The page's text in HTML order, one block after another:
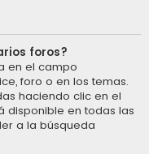
foros?
en el campo
foro o en los temas.
haciendo clic en el
disponible en todas las
a la búsqueda